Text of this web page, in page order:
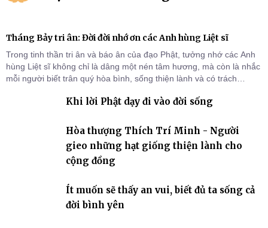
Tháng Bảy tri ân: Đời đời nhớ ơn các Anh hùng Liệt sĩ
Trong tinh thần tri ân và báo ân của đạo Phật, tưởng nhớ các Anh
hùng Liệt sĩ không chỉ là dâng một nén tâm hương, mà còn là nhắc
mỗi người biết trân quý hòa bình, sống thiện lành và có trách
Khi lời Phật dạy đi vào đời sống
Hòa thượng Thích Trí Minh - Người
gieo những hạt giống thiện lành cho
cộng đồng
Ít muốn sẽ thấy an vui, biết đủ ta sống cả
đời bình yên